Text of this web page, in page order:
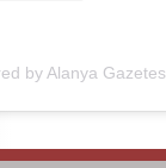
by Alanya